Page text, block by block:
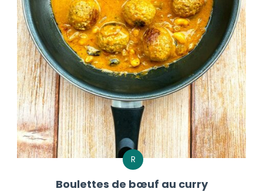
R
Boulettes de bœuf au curry